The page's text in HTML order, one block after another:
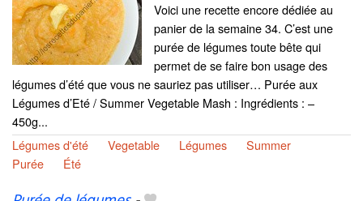
Voici une recette encore dédiée au
panier de la semaine 34. C’est une
purée de légumes toute bête qui
permet de se faire bon usage des
légumes d’été que vous ne sauriez pas utiliser… Purée aux
Légumes d’Eté / Summer Vegetable Mash : Ingrédients : –
450g...
Légumes d'été
Vegetable Légumes
Summer
Purée
Été